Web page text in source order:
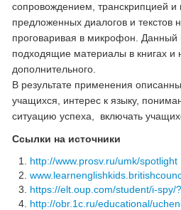
сопровождением, транскрипцией
предложенных диалогов и текстов
проговаривая в микрофон. Данный
подходящие материалы в книгах и
дополнительного.
В результате применения
учащихся, интерес к языку,
ситуацию успеха, включать
Ссылки на источники
http://www.prosv.ru/umk/spotlight
https://elt.oup.com/student/i-spy/
http://obr.1c.ru/educational/